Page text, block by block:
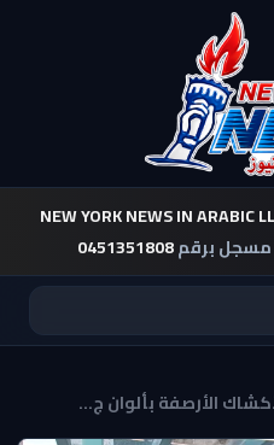
NEW YORK NEWS IN ARABIC
برقم0451351808
الأرصفة بألوان ج...